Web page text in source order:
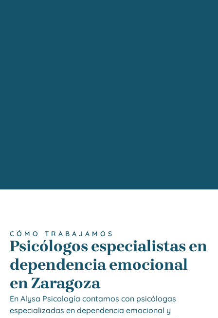
CÓMO TRABAJAMOS
Psicólogos especialistas en
dependencia emocional
en Zaragoza
En Alysa Psicología contamos con psicólogas
especializadas en dependencia emocional y